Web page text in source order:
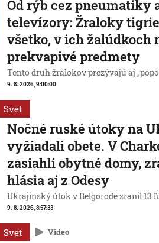
Od rýb cez pneumatiky
televízory: Žraloky
všetko, v ich žalúdkoch
prekvapivé predmety
Tento druh žralokov prezývajú aj
9. 8. 2026, 9:00:00
Svet
Nočné ruské útoky na
vyžiadali obete. V
zasiahli obytné domy,
hlásia aj z Odesy
Ukrajinský útok v Belgorode zranil 13
9. 8. 2026, 8:57:33
Svet Video